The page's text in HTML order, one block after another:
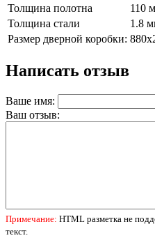
Толщина полотна
110
Толщина стали
1.8
Размер дверной коробки:
Написать отзыв
Ваше имя:
Ваш отзыв:
Примечание: HTML разметка не
текст.